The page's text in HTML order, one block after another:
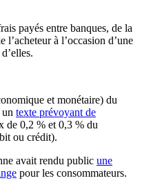
payés entre banques, de la
l’acheteur à l’occasion d’une
et monétaire) du
texte prévoyant de
de 0,2 % et 0,3 % du
ou crédit).
avait rendu public une
pour les consommateurs.